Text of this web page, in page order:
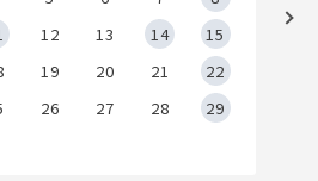
12 13 14
15
19 20 21
22
26 27 28
29